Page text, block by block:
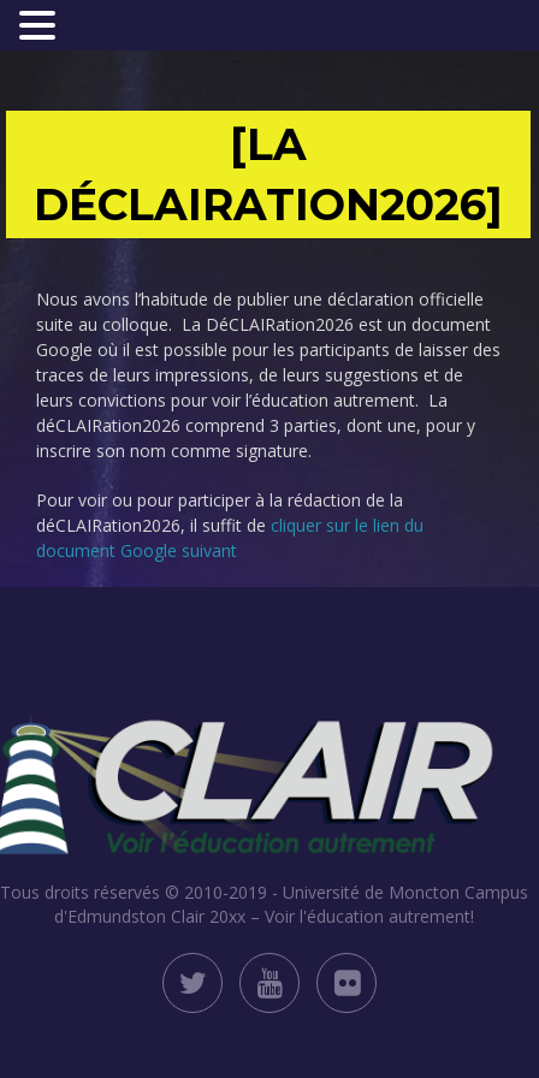
[LA
DÉCLAIRATION2026]
Nous avons l’habitude de publier une déclaration officielle
suite au colloque. La DéCLAIRation2026 est un document
Google où il est possible pour les participants de laisser des
traces de leurs impressions, de leurs suggestions et de
leurs convictions pour voir l’éducation autrement. La
déCLAIRation2026 comprend 3 parties, dont une, pour y
inscrire son nom comme signature.
Pour voir ou pour participer à la rédaction de la
déCLAIRation2026, il suffit de cliquer sur le lien du
document Google suivant
Tous droits réservés © 2010-2019 - Université de Moncton Campus
d'Edmundston Clair 20xx – Voir l'éducation autrement!